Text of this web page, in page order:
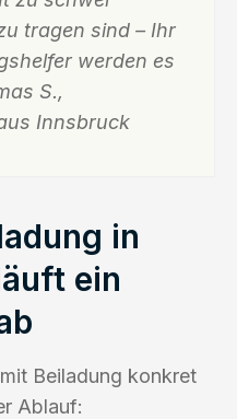
tragen sind – Ihr
werden es
S.,
Innsbruck
in
ein
Beiladung konkret
Ablauf: